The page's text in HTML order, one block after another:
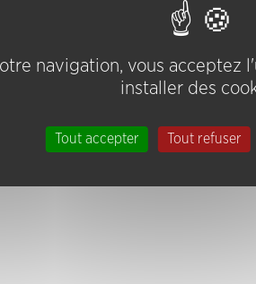
du
Luc Cappozzo
navigation, vous acceptez
installer des
Tout accepter Tout refuser